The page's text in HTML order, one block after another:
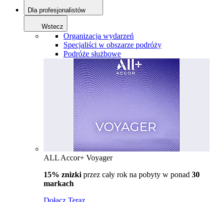
Dla profesjonalistów
Wstecz
Organizacja wydarzeń
Specjaliści w obszarze podróży
Podróże służbowe
ALL Accor+ Voyager
15% znizki przez cały rok na pobyty w ponad 30
markach
Dołącz Teraz